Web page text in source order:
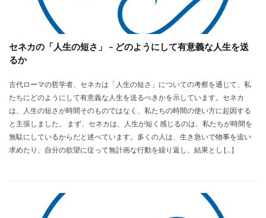
セネカの「人生の短さ」 – どのようにして有意義な人生を送
るか
古代ローマの哲学者、セネカは「人生の短さ」についての考察を通じて、私
たちにどのようにして有意義な人生を送るべきかを示しています。セネカ
は、人生の短さが時間そのものではなく、私たちの時間の使い方に起因する
と主張しました。 まず、セネカは、人生が短く感じるのは、私たちが時間を
無駄にしているからだと述べています。多くの人は、生き急いで物事を追い
求めたり、自分の欲望に従って無計画な行動を繰り返し、結果とし […]